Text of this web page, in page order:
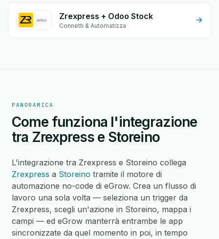
Zrexpress + Odoo Stock
Connetti & Automatizza
PANORAMICA
Come funziona l'integrazione
tra Zrexpress e Storeino
L'integrazione tra Zrexpress e Storeino collega
Zrexpress a Storeino tramite il motore di
automazione no-code di eGrow. Crea un flusso di
lavoro una sola volta — seleziona un trigger da
Zrexpress, scegli un'azione in Storeino, mappa i
campi — ed eGrow manterrà entrambe le app
sincronizzate da quel momento in poi, in tempo